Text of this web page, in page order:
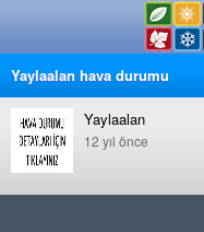
Yaylaalan hava durumu
Yaylaalan
12 yıl önce